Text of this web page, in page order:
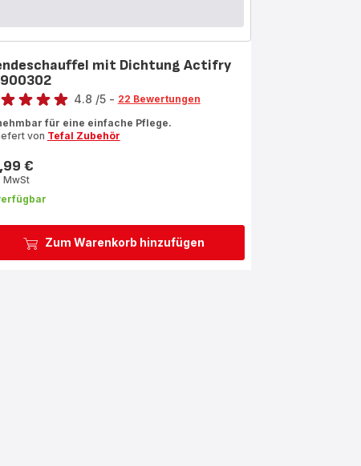
Zum Warenkorb hinzufügen
mit Dichtung Actifry
4.8 /5 - 22 Bewertungen
für eine einfache Pflege.
von Tefal Zubehör
€
MwSt